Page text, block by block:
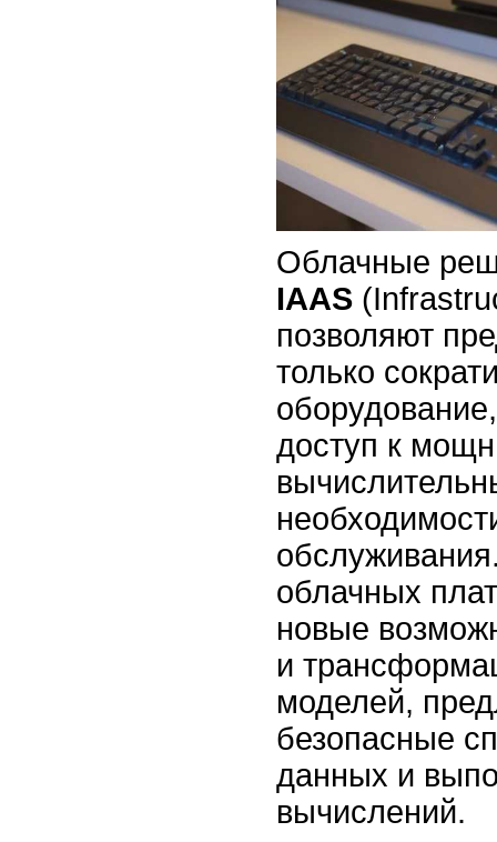
Облачные
IAAS
позволяют
только
доступ к
облачных
новые
и
моделей,
безопасные
данных и
вычислений.